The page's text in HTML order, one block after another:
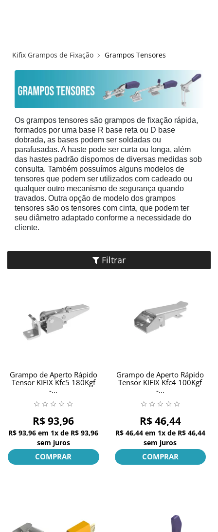
GRAMPOS C E SARGENTOS
GRAMPOS COMPRESSORES
GRAMPOS DE FIXAÇÃO DUPLA
GRAMPOS HORIZONTAIS
GRAMPOS PNEUMÁTICOS
GRAMPOS SARGENTOS
GRAMPOS TENSORES
GRAMPOS VERTICAIS
OUTROS
INFORMAÇÕES
Kifix Grampos de Fixação Grampos Tensores
Os grampos tensores são grampos de fixação rápida,
formados por uma base R base reta ou D base
dobrada, as bases podem ser soldadas ou
parafusadas. A haste pode ser curta ou longa, além
das hastes padrão dispomos de diversas medidas sob
consulta. Também possuímos alguns modelos de
tensores que podem ser utilizados com cadeado ou
qualquer outro mecanismo de segurança quando
travados. Outra opção de modelo dos grampos
tensores são os tensores com cinta, que podem ter
seu diâmetro adaptado conforme a necessidade do
cliente.
Filtrar
Grampo de Aperto Rápido
Tensor KIFIX Kfc5 180Kgf
-...
R$ 93,96
R$ 93,96 em 1x de R$ 93,96
sem juros
COMPRAR
Grampo de Aperto Rápido
Tensor KIFIX Kfc4 100Kgf
-...
R$ 46,44
R$ 46,44 em 1x de R$ 46,44
sem juros
COMPRAR